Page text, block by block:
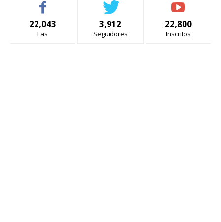
22,043
Fãs
3,912
Seguidores
22,800
Inscritos